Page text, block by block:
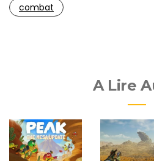
combat
A Lire